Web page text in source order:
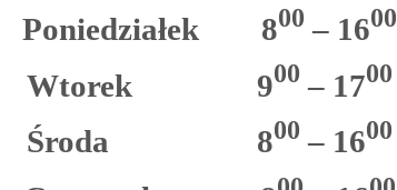
Poniedziałek 800 – 1600
Wtorek 900 – 1700
Środa 800 – 1600